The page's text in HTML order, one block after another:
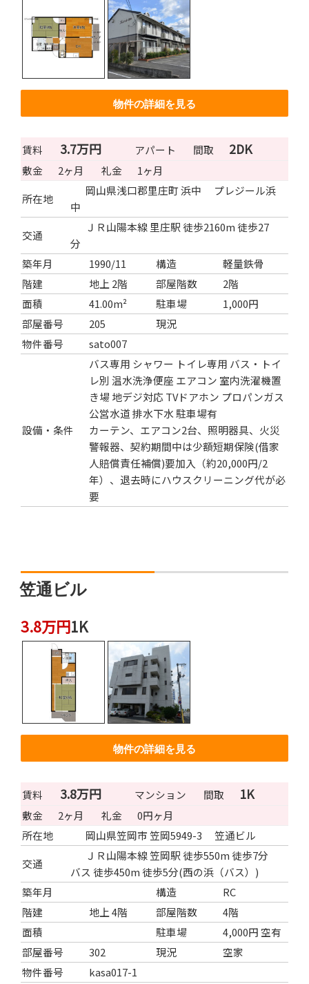
物件の詳細を見る
賃料 3.7万円 アパート 間取 2DK
敷金 2ヶ月 礼金
1ヶ月
所在地
岡山県浅口郡里庄町 浜中 プレジール浜
中
交通
ＪＲ山陽本線 里庄駅 徒歩2160m 徒歩27
分
築年月
1990/11 構造
軽量鉄骨
階建
地上 2階 部屋階数
2階
面積
41.00m² 駐車場
1,000円
部屋番号
205
現況
物件番号
sato007
設備・条件
バス専用 シャワー トイレ専用 バス・トイ
レ別 温水洗浄便座 エアコン 室内洗濯機置
き場地デジ対応TVドアホン プロパンガス
公営水道排水下水駐車場有
カーテン、エアコン2台、照明器具、火災
警報器、契約期間中は少額短期保険(借家
人賠償責任補償)要加入（約20,000円/2
年）、退去時にハウスクリーニング代が必
要
笠通ビル
3.8万円1K
物件の詳細を見る
賃料 3.8万円 マンション 間取 1K
敷金 2ヶ月 礼金
0円ヶ月
所在地
岡山県笠岡市 笠岡5949-3 笠通ビル
交通
ＪＲ山陽本線 笠岡駅 徒歩550m 徒歩7分
バス 徒歩450m 徒歩5分(西の浜（バス）)
築年月
構造
RC
階建
地上 4階 部屋階数
4階
面積
駐車場
4,000円 空有
部屋番号
302 現況
空家
物件番号
kasa017-1